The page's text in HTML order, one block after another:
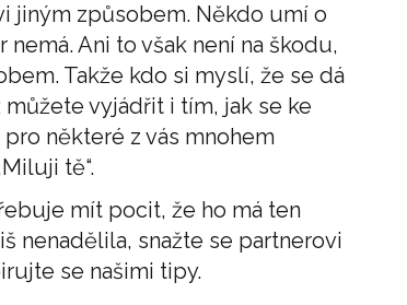
jiným způsobem. Někdo umí o
Ani to však není na škodu,
Takže kdo si myslí, že se dá
vyjádřit i tím, jak se ke
některé z vás mnohem
tě“.
mít pocit, že ho má ten
nenadělila, snažte se partnerovi
se našimi tipy.